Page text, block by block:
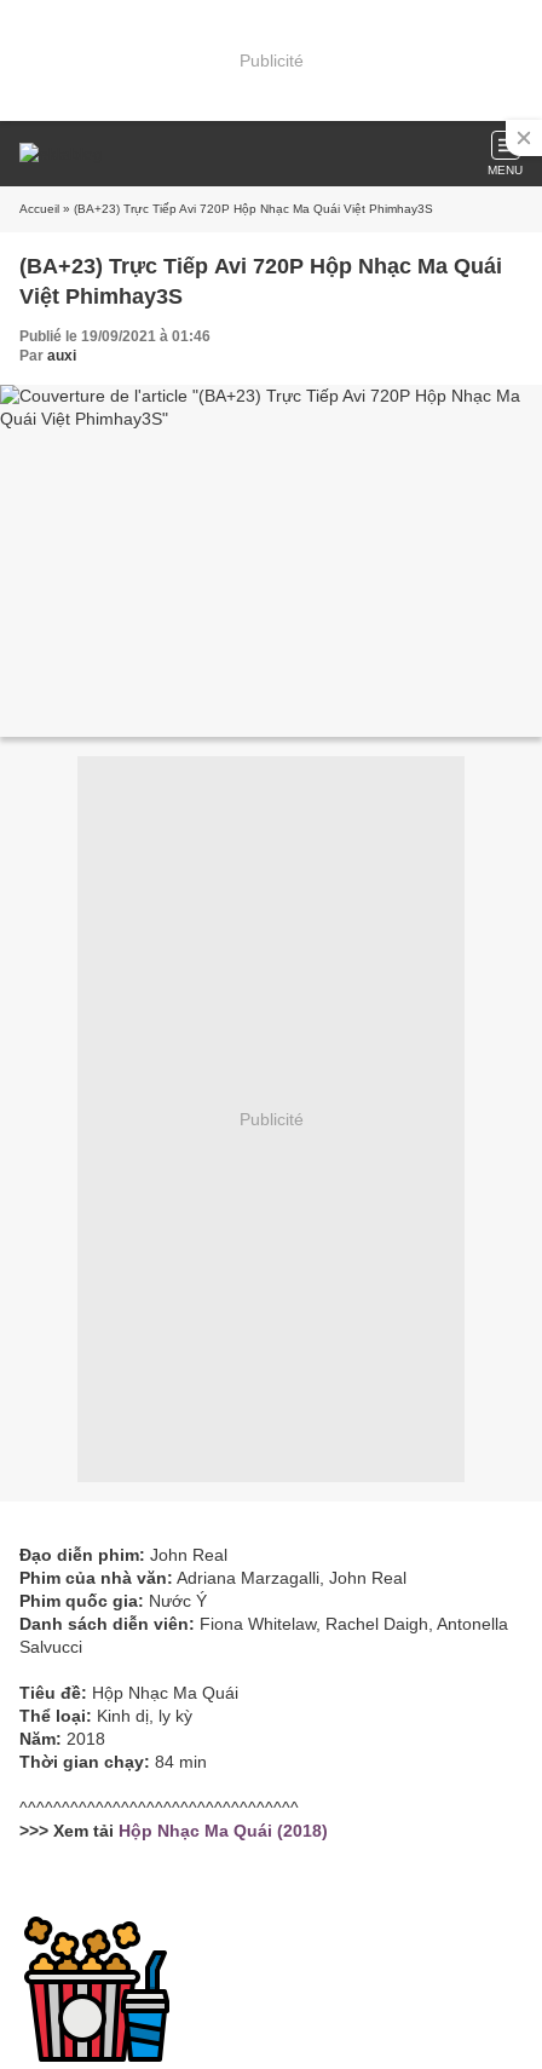
Publicité
MENU
Accueil » (BA+23) Trực Tiếp Avi 720P Hộp Nhạc Ma Quái Việt Phimhay3S
(BA+23) Trực Tiếp Avi 720P Hộp Nhạc Ma Quái
Việt Phimhay3S
Publié le 19/09/2021 à 01:46
Par auxi
Publicité
Đạo diễn phim: John Real
Phim của nhà văn: Adriana Marzagalli, John Real
Phim quốc gia: Nước Ý
Danh sách diễn viên: Fiona Whitelaw, Rachel Daigh, Antonella
Salvucci
Tiêu đề: Hộp Nhạc Ma Quái
Thể loại: Kinh dị, ly kỳ
Năm: 2018
Thời gian chạy: 84 min
^^^^^^^^^^^^^^^^^^^^^^^^^^^^^^^^^
>>> Xem tải Hộp Nhạc Ma Quái (2018)